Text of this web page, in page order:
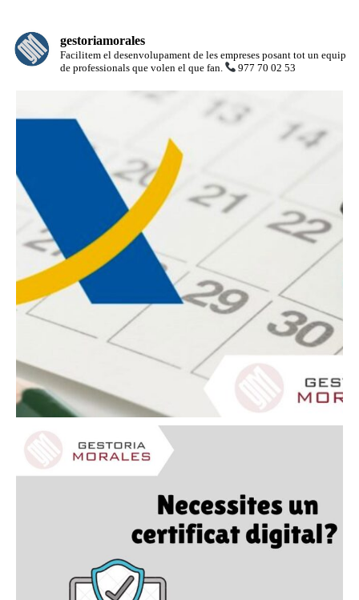
gestoriamorales
Facilitem el desenvolupament de les empreses posant tot un equip
de professionals que volen el que fan.
977 70 02 53